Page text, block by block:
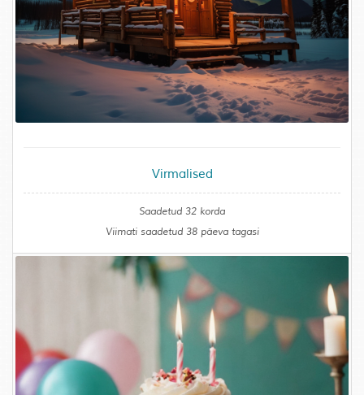
Virmalised
Saadetud 32 korda
Viimati saadetud 38 päeva tagasi